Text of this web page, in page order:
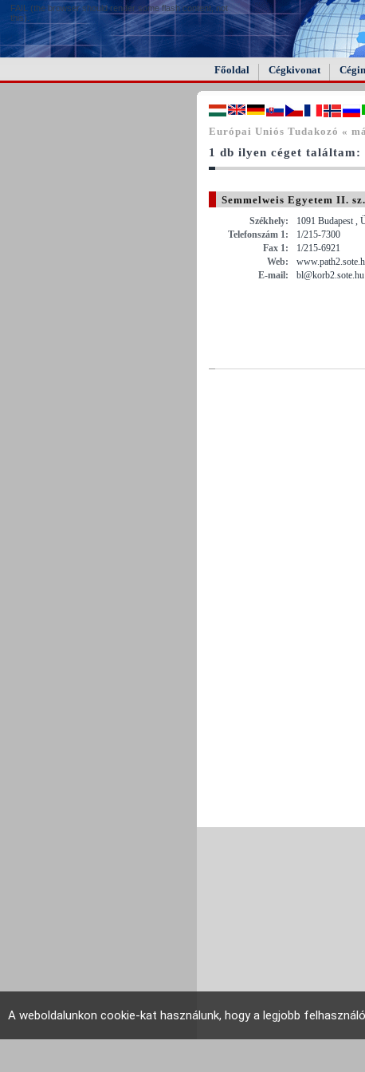
FAIL (the browser should render some flash content, not
this).
Főoldal Cégkivonat
Európai Uniós Tudakozó «
1 db ilyen céget találtam:
Semmelweis Egyetem II.
Székhely:
1091 Budapest ,
Telefonszám 1:
1/215-7300
Fax 1:
1/215-6921
Web:
E-mail:
bl@korb2.sote.hu
A weboldalunkon cookie-kat használunk, hogy a legjobb